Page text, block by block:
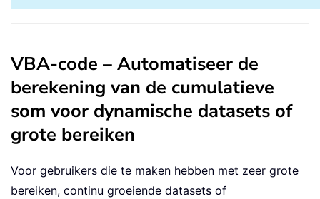
VBA-code – Automatiseer de
berekening van de cumulatieve
som voor dynamische datasets of
grote bereiken
Voor gebruikers die te maken hebben met zeer grote
bereiken, continu groeiende datasets of